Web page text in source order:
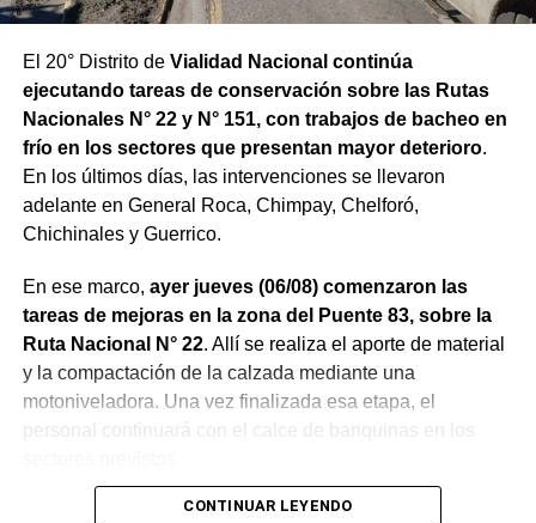
El 20° Distrito de Vialidad Nacional continúa
ejecutando tareas de conservación sobre las Rutas
Nacionales N° 22 y N° 151, con trabajos de bacheo en
frío en los sectores que presentan mayor deterioro.
En los últimos días, las intervenciones se llevaron
adelante en General Roca, Chimpay, Chelforó,
Chichinales y Guerrico.
En ese marco, ayer jueves (06/08) comenzaron las
tareas de mejoras en la zona del Puente 83, sobre la
Ruta Nacional N° 22. Allí se realiza el aporte de material
y la compactación de la calzada mediante una
motoniveladora. Una vez finalizada esa etapa, el
personal continuará con el calce de banquinas en los
CONTINUAR LEYENDO